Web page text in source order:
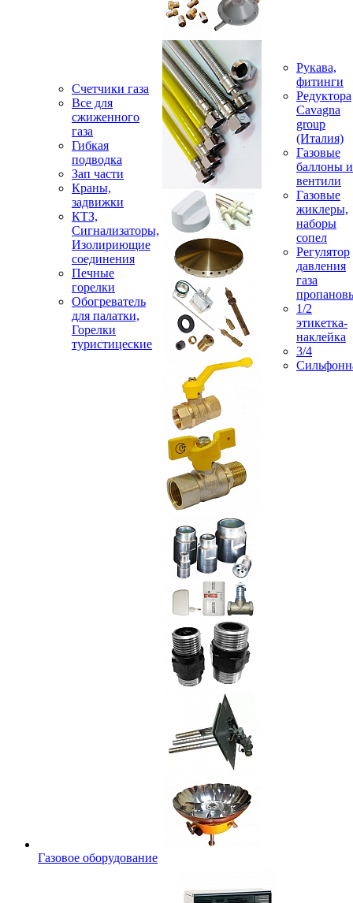
Счетчики газа
Все для
сжиженного
газа
Гибкая
подводка
Зап части
Краны,
задвижки
КТЗ,
Сигнализаторы,
Изолириющие
соединения
Печные
горелки
Обогреватель
для палатки,
Горелки
туристицеские
Рукава,
фитинги
Редуктора
Cavagna
group
(Италия)
Газовые
баллоны и
вентили
Газовые
жиклеры,
наборы
сопел
Регулятор
давления
газа
1/2
этикетка-
наклейка
3/4
Газовое оборудование